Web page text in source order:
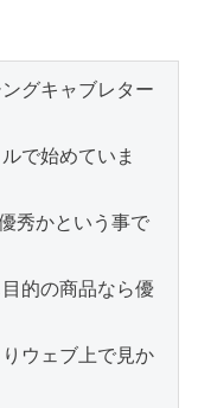
グキャブレター
で始めていま
秀かという事で
的の商品なら優
ウェブ上で見か